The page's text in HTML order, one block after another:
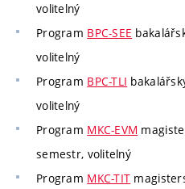
volitelný
Program BPC-SEE
volitelný
Program BPC-TLI
volitelný
Program MKC-EVM
semestr, volitelný
Program MKC-TIT